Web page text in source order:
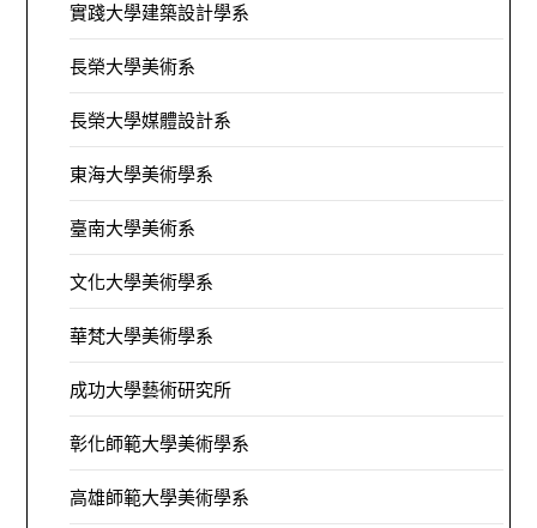
實踐大學建築設計學系
長榮大學美術系
長榮大學媒體設計系
東海大學美術學系
臺南大學美術系
文化大學美術學系
華梵大學美術學系
成功大學藝術研究所
彰化師範大學美術學系
高雄師範大學美術學系